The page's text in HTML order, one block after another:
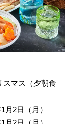
スマス（夕朝食
2日（月）